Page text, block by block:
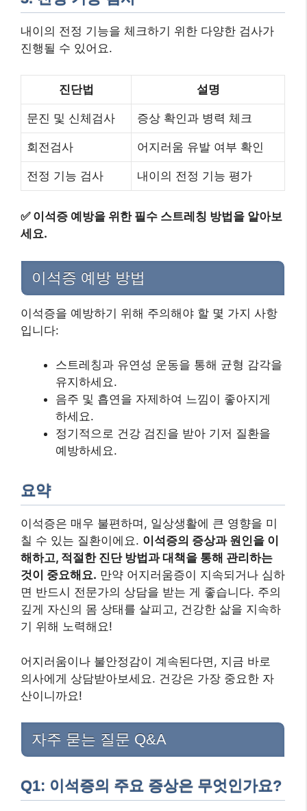
내이의 전정 기능을 체크하기 위한 다양한 검사가
진행될 수 있어요.
진단법 설명
문진 및 신체검사 증상 확인과 병력 체크
회전검사 어지러움 유발 여부 확인
전정 기능 검사 내이의 전정 기능 평가
✅ 이석증 예방을 위한 필수 스트레칭 방법을 알아보
세요.
이석증 예방 방법
이석증을 예방하기 위해 주의해야 할 몇 가지 사항
입니다:
스트레칭과 유연성 운동을 통해 균형 감각을
유지하세요.
음주 및 흡연을 자제하여 느낌이 좋아지게
하세요.
정기적으로 건강 검진을 받아 기저 질환을
예방하세요.
요약
이석증은 매우 불편하며, 일상생활에 큰 영향을 미
칠 수 있는 질환이에요. 이석증의 증상과 원인을 이
해하고, 적절한 진단 방법과 대책을 통해 관리하는
것이 중요해요. 만약 어지러움증이 지속되거나 심하
면 반드시 전문가의 상담을 받는 게 좋습니다. 주의
깊게 자신의 몸 상태를 살피고, 건강한 삶을 지속하
기 위해 노력해요!
어지러움이나 불안정감이 계속된다면, 지금 바로
의사에게 상담받아보세요. 건강은 가장 중요한 자
산이니까요!
자주 묻는 질문 Q&A
Q1: 이석증의 주요 증상은 무엇인가요?